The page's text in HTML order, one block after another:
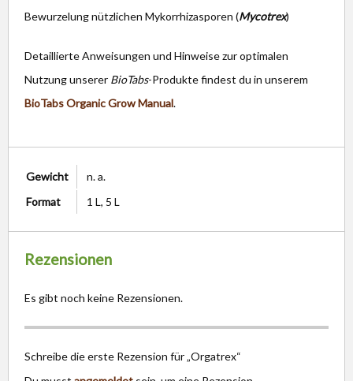
Bewurzelung nützlichen Mykorrhizasporen (Mycotrex)
Detaillierte Anweisungen und Hinweise zur optimalen
Nutzung unserer BioTabs-Produkte findest du in unserem
BioTabs Organic Grow Manual.
Gewicht
n. a.
Format
1 L, 5 L
Rezensionen
Es gibt noch keine Rezensionen.
Schreibe die erste Rezension für „Orgatrex“